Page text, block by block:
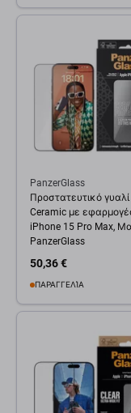
PanzerGlass
Προστατευτικό γυαλί
Ceramic με
iPhone 15 Pro Max,
PanzerGlass
50,36 €
ΠΑΡΑΓΓΕΛΊΑ